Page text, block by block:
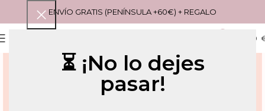
⏳ ¡No lo dejes
pasar!
ENVÍO GRATIS (PENÍNSULA +60€) + REGALO
0,00